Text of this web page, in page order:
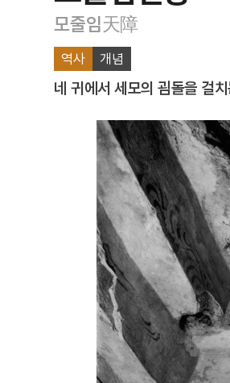
모줄임天障
역사 개념
네 귀에서 세모의 굄돌을 걸